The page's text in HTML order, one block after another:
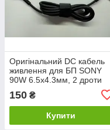
Оригінальний DC кабель
живлення для БП SONY
90W 6.5x4.3мм, 2 дроти
штекер (від БП до
150 ₴
Купити